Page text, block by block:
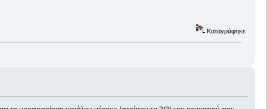
Καταγράφηκε